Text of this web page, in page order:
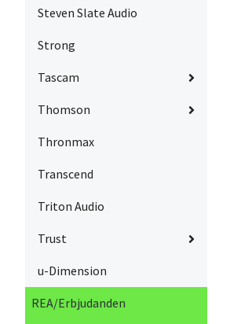
Steven Slate Audio
Strong
Tascam
Thomson
Thronmax
Transcend
Triton Audio
Trust
u-Dimension
REA/Erbjudanden